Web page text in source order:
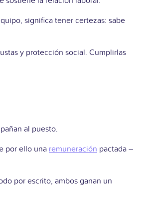
significa tener certezas: sabe
y protección social. Cumplirlas
al puesto.
por ello una remuneración pactada –
por escrito, ambos ganan un